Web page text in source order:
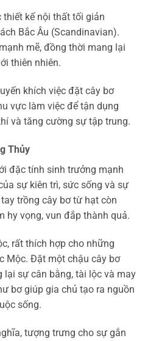
thiết kế nội thất tối giản
Bắc Âu (Scandinavian).
mẽ, đồng thời mang lại
thiên nhiên.
khích việc đặt cây bơ
vực làm việc để tận dụng
và tăng cường sự tập trung.
Thủy
đặc tính sinh trưởng mạnh
sự kiên trì, sức sống và sự
trồng cây bơ từ hạt còn
hy vọng, vun đắp thành quả.
rất thích hợp cho những
Mộc. Đặt một chậu cây bơ
lại sự cân bằng, tài lộc và may
bơ giúp gia chủ tạo ra nguồn
sống.
tượng trưng cho sự gắn